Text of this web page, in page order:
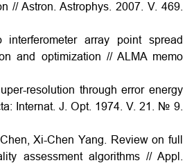
// Astron. Astrophys. 2007. V. 469.
array point spread
and optimization // ALMA memo
resolution through error energy
Internat. J. Opt. 1974. V. 21. № 9.
Xi-Chen Yang. Review on full
assessment algorithms // Appl.